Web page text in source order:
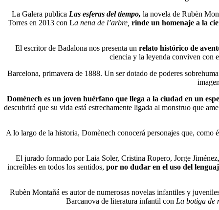
La Galera publica Las esferas del tiempo, la novela de Rubèn
Torres en 2013 con La nena de l’arbre, rinde un homenaje a la
El escritor de Badalona nos presenta un relato histórico de
ciencia y la leyenda conviven con
Barcelona, primavera de 1888. Un ser dotado de poderes
Domènech es un joven huérfano que llega a la ciudad en un
descubrirá que su vida está estrechamente ligada al monstruo que
A lo largo de la historia, Domènech conocerá personajes que, como
El jurado formado por Laia Soler, Cristina Ropero, Jorge
increíbles en todos los sentidos, por no dudar en el uso del
Rubèn Montañá es autor de numerosas novelas infantiles y
Barcanova de literatura infantil con La botiga de